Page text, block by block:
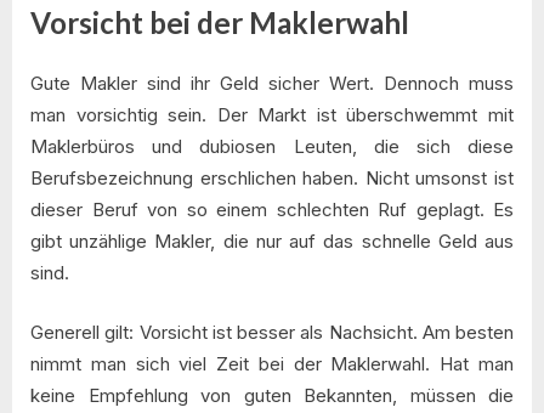
Vorsicht bei der Maklerwahl
Gute Makler sind ihr Geld sicher Wert. Dennoch muss
man vorsichtig sein. Der Markt ist überschwemmt mit
Maklerbüros und dubiosen Leuten, die sich diese
Berufsbezeichnung erschlichen haben. Nicht umsonst ist
dieser Beruf von so einem schlechten Ruf geplagt. Es
gibt unzählige Makler, die nur auf das schnelle Geld aus
sind.
Generell gilt: Vorsicht ist besser als Nachsicht. Am besten
nimmt man sich viel Zeit bei der Maklerwahl. Hat man
keine Empfehlung von guten Bekannten, müssen die